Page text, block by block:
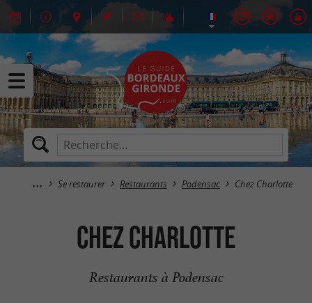
Se restaurer Restaurants Podensac Chez Charlotte
Chez Charlotte
Restaurants à Podensac